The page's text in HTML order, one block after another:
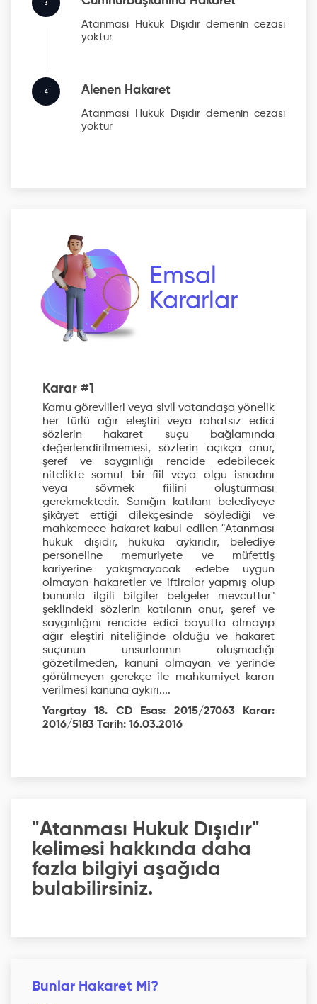
3
Atanması Hukuk Dışıdırdemenin cezası
yoktur
4 Alenen Hakaret
Atanması Hukuk Dışıdırdemenin cezası
yoktur
Emsal
Kararlar
Karar #1
Kamu görevlileri veya sivil vatandaşa yönelik
her türlü ağır eleştiri veya rahatsız edici
sözlerin hakaret suçu bağlamında
değerlendirilmemesi, sözlerin açıkça onur,
şeref ve saygınlığı rencide edebilecek
nitelikte somut bir fiil veya olgu isnadını
veya sövmek fiilini oluşturması
gerekmektedir. Sanığın katılanı belediyeye
şikâyet ettiği dilekçesinde söylediği ve
mahkemece hakaret kabul edilen "Atanması
hukuk dışıdır, hukuka aykırıdır, belediye
personeline memuriyete ve müfettiş
kariyerine yakışmayacak edebe uygun
olmayan hakaretler ve iftiralar yapmış olup
bununla ilgili bilgiler belgeler mevcuttur"
şeklindeki sözlerin katılanın onur, şeref ve
saygınlığını rencide edici boyutta olmayıp
ağır eleştiri niteliğinde olduğu ve hakaret
suçunun unsurlarının oluşmadığı
gözetilmeden, kanuni olmayan ve yerinde
görülmeyen gerekçe ile mahkumiyet kararı
verilmesi kanuna aykırı....
Yargıtay 18. CD Esas: 2015/27063 Karar:
2016/5183 Tarih: 16.03.2016
"Atanması Hukuk Dışıdır"
kelimesi hakkında daha
fazla bilgiyi aşağıda
bulabilirsiniz.
Bunlar Hakaret Mi?